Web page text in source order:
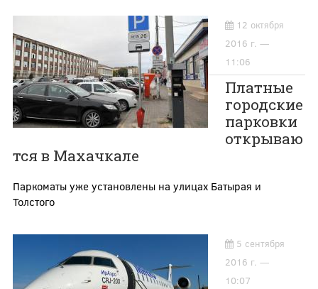
12 октября
2016 г. —
11:06
Платные
городские
парковки
открываю
тся в Махачкале
Паркоматы уже установлены на улицах Батырая и
Толстого
5 сентября
2016 г. —
10:07